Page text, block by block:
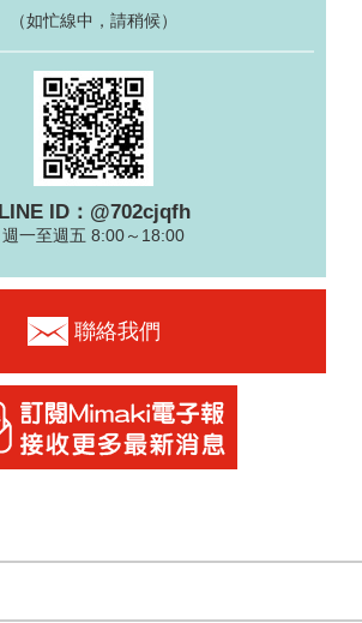
（如忙線中，請稍候）
LINE ID：@702cjqfh
週一至週五 8:00～18:00
聯絡我們